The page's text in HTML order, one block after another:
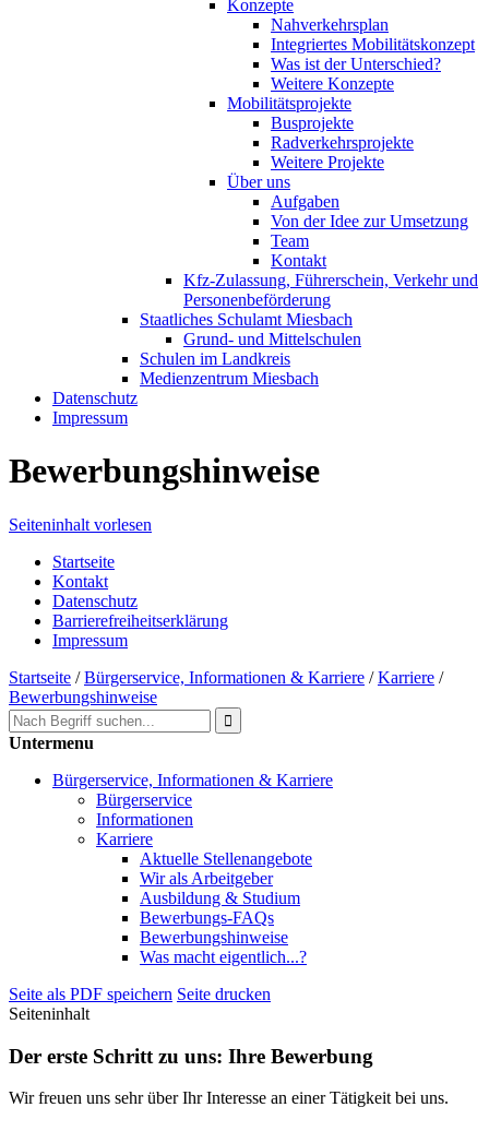
Konzepte
Nahverkehrsplan
Integriertes Mobilitätskonzept
Was ist der Unterschied?
Weitere Konzepte
Mobilitätsprojekte
Busprojekte
Radverkehrsprojekte
Weitere Projekte
Über uns
Aufgaben
Von der Idee zur Umsetzung
Team
Kontakt
Kfz-Zulassung, Führerschein, Verkehr und
Personenbeförderung
Staatliches Schulamt Miesbach
Grund- und Mittelschulen
Schulen im Landkreis
Medienzentrum Miesbach
Datenschutz
Impressum
Bewerbungshinweise
Seiteninhalt vorlesen
Startseite
Kontakt
Datenschutz
Barrierefreiheitserklärung
Impressum
Startseite /Bürgerservice, Informationen & Karriere /Karriere /
Bewerbungshinweise
Untermenu
Bürgerservice, Informationen & Karriere
Bürgerservice
Informationen
Karriere
Aktuelle Stellenangebote
Wir als Arbeitgeber
Ausbildung & Studium
Bewerbungs-FAQs
Bewerbungshinweise
Was macht eigentlich...?
Seite als PDF speichern Seite drucken
Seiteninhalt
Der erste Schritt zu uns: Ihre Bewerbung
Wir freuen uns sehr über Ihr Interesse an einer Tätigkeit bei uns.